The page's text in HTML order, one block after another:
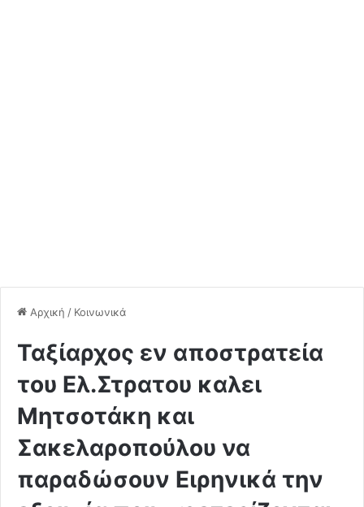
Αρχική / Κοινωνικά
Ταξίαρχος εν αποστρατεία
του Ελ.Στρατου καλει
Μητσοτάκη και
Σακελαροπούλου να
παραδώσουν Ειρηνικά την